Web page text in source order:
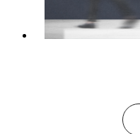
소비자의
(주